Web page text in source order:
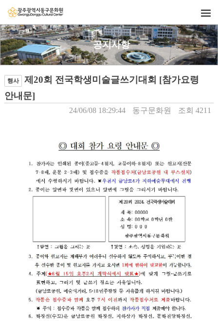
공지사항
행사
제20회 전국학생미술글쓰기대회 [참가요령
안내문]
24/06/08 18:29:44 동구문화원 조회 4211